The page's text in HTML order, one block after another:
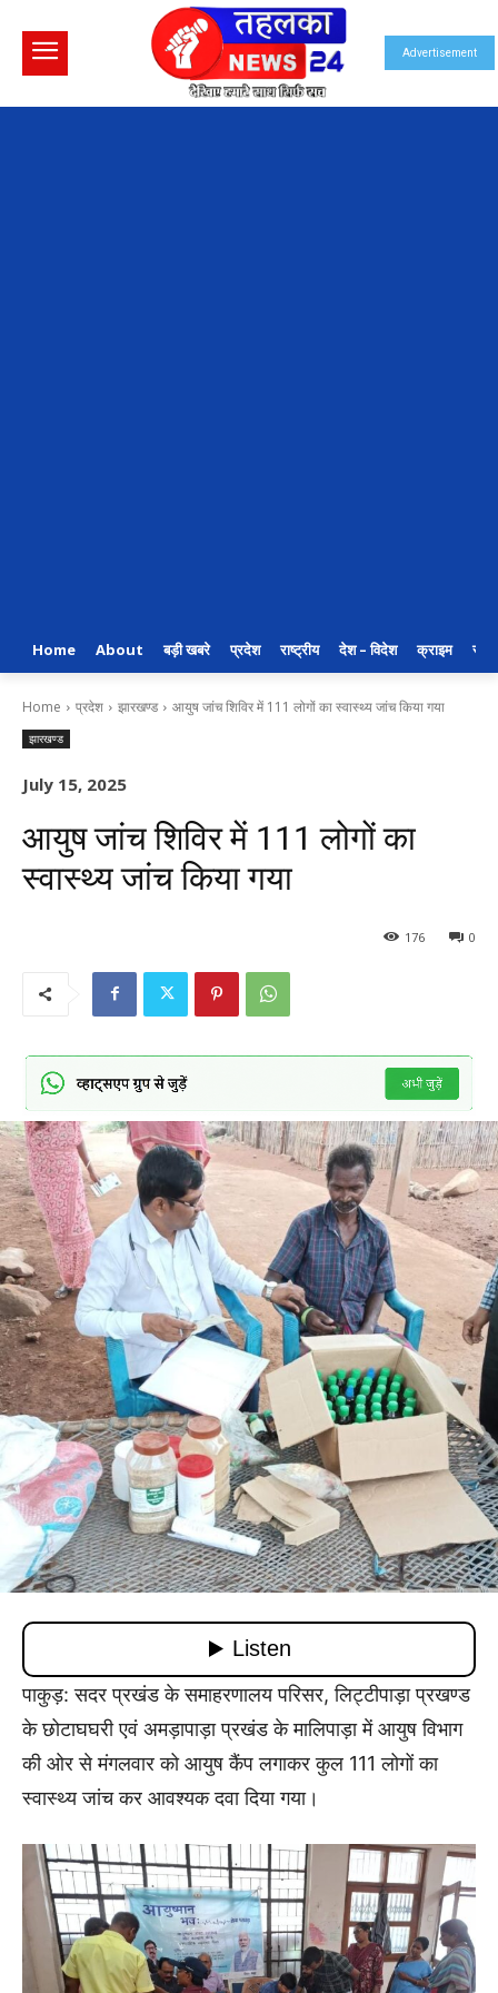
Advertisement
Home About बड़ी खबरे प्रदेश राष्ट्रीय देश – विदेश क्राइम
Home प्रदेश झारखण्ड आयुष जांच शिविर में 111 लोगों का स्वास्थ्य जांच किया गया
झारखण्ड
July 15, 2025
आयुष जांच शिविर में 111 लोगों का
स्वास्थ्य जांच किया गया
0
176
पाकुड़: सदर प्रखंड के समाहरणालय परिसर, लिट्टीपाड़ा प्रखण्ड
के छोटाघघरी एवं अमड़ापाड़ा प्रखंड के मालिपाड़ा में आयुष विभाग
की ओर से मंगलवार को आयुष कैंप लगाकर कुल 111 लोगों का
स्वास्थ्य जांच कर आवश्यक दवा दिया गया।